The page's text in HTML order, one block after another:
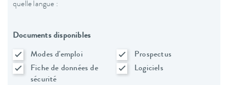
quelle langue :
Documents disponibles
Modes d'emploi
Prospectus
Fiche de données de
sécurité
Logiciels